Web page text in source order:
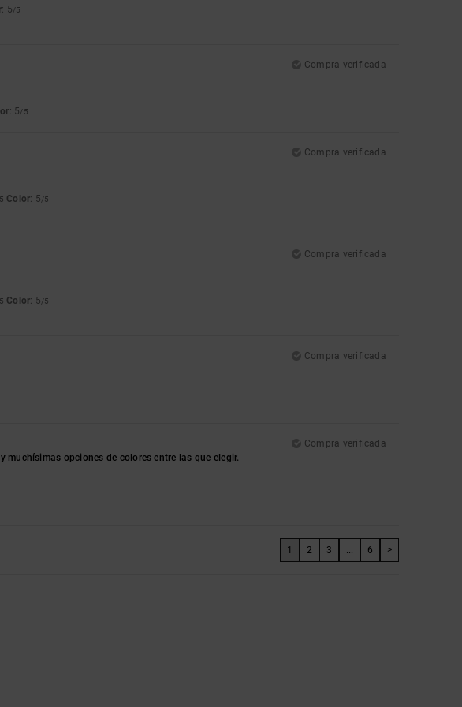
: 5/5
Compra verificada
: 5/5
Compra verificada
Color: 5/5
Compra verificada
Color: 5/5
Compra verificada
Compra verificada
muchísimas opciones de colores entre las que elegir.
1 2 3 ... 6 >